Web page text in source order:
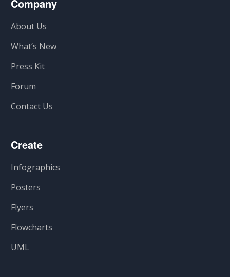
Company
About Us
What’s New
Press Kit
Forum
Contact Us
Create
Infographics
Posters
Flyers
Flowcharts
UML